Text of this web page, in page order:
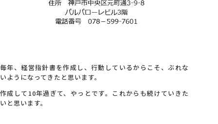
毎年、経営指針書を作成し、行動しているからこそ、ぶれな
いようになってきたと思います。
作成して10年過ぎて、やっとです。これからも続けていきた
いと思います。